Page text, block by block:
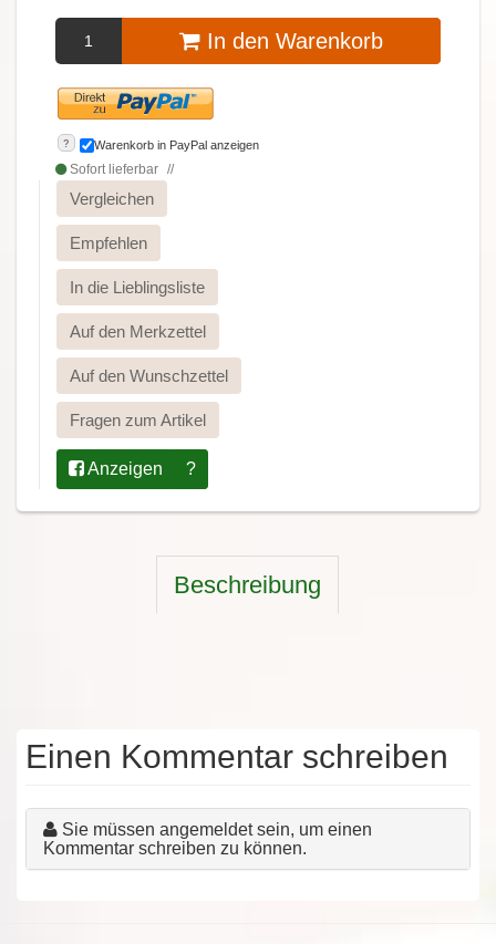
In den Warenkorb
? Warenkorb in PayPal anzeigen
Sofort lieferbar
Vergleichen
Empfehlen
In die Lieblingsliste
Auf den Merkzettel
Auf den Wunschzettel
Fragen zum Artikel
Anzeigen ?
Beschreibung
Einen Kommentar schreiben
Sie müssen angemeldet sein, um einen
Kommentar schreiben zu können.